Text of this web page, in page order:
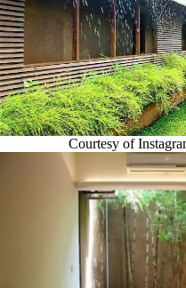
Courtesy of